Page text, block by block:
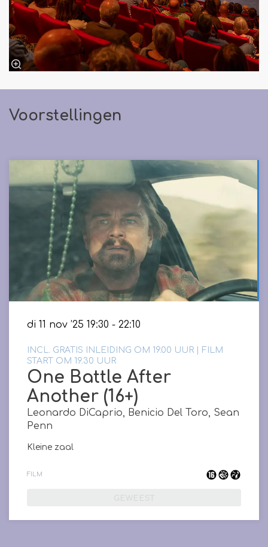
Voorstellingen
One Battle After
Another (16+)
Leonardo DiCaprio, Benicio Del Toro, Sean
Penn
INCL. GRATIS INLEIDING OM 19.00 UUR | FILM
START OM 19.30 UUR
di 11 nov ’25 19:30 - 22:10
Kleine zaal
FILM